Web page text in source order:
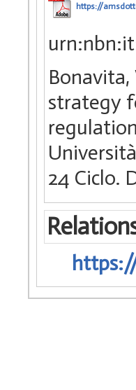
https://
strategy
24 Ciclo.